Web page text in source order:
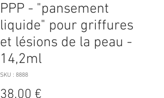
PPP - "pansement
liquide" pour griffures
et lésions de la peau -
14,2ml
SKU : 8888